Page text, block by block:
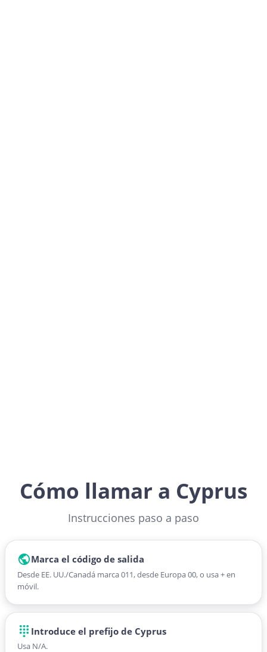
Cómo llamar a Cyprus
Instrucciones paso a paso
Marca el código de salida
Desde EE. UU./Canadá marca 011, desde Europa 00, o usa + en
móvil.
Introduce el prefijo de Cyprus
Usa N/A.